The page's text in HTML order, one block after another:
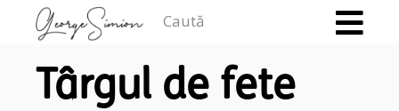
Târgul de fete